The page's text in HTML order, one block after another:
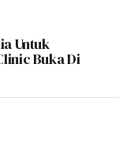
Untuk
Buka Di